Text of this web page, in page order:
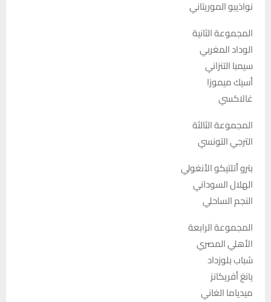
نواذيبو الموريتاني
المجموعة الثانية
الوداد المغربي
سيمبا التنزاني
أسيك ميموزا
غالاكسي
المجموعة الثالثة
الترجي التونسي
بترو أتلتيكو الأنغولي
الهلال السوداني
النجم الساحلي
المجموعة الرابعة
الأهلي المصري
شباب بلوزداد
يانغ أفريكانز
ميدياما الغاني